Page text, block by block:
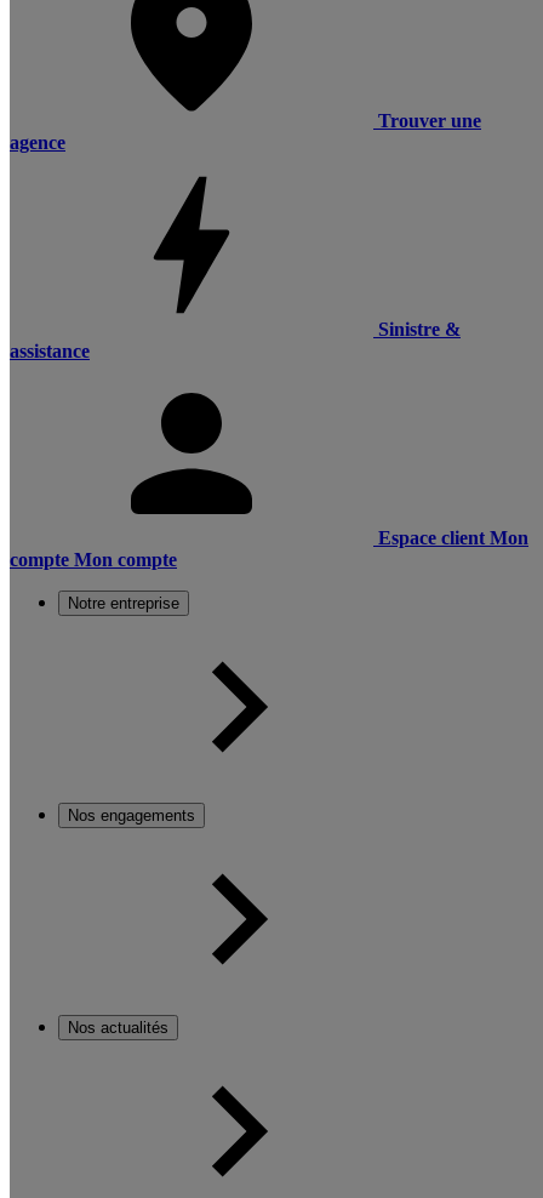
Trouver une
agence
Sinistre &
assistance
Espace client Mon
compte Mon compte
Notre entreprise
Nos engagements
Nos actualités